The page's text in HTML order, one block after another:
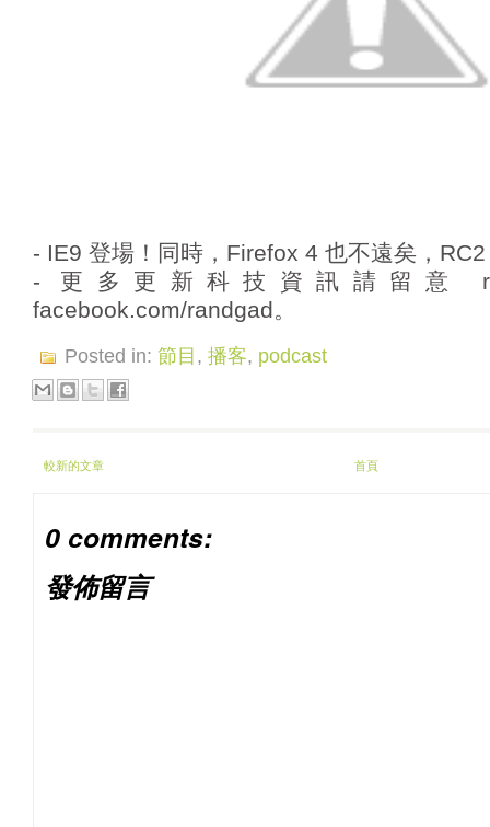
- IE9 登場！同時，Firefox 4 也不遠矣，
- 更多更新科技資訊請留意
facebook.com/randgad。
Posted in: 節目, 播客, podcast
較新的文章 首頁
0 comments:
發佈留言